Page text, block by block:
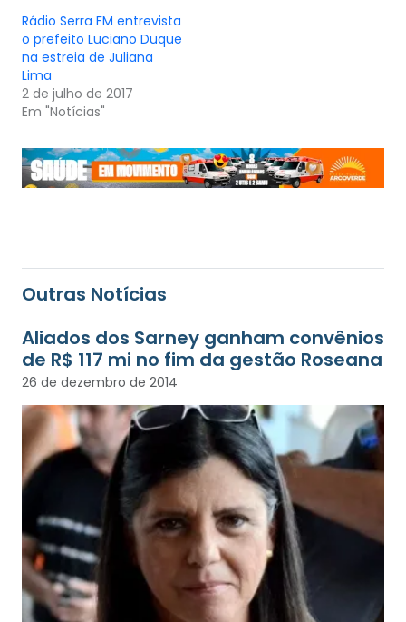
Rádio Serra FM entrevista
o prefeito Luciano Duque
na estreia de Juliana
Lima
2 de julho de 2017
Em "Notícias"
Outras Notícias
Aliados dos Sarney ganham convênios
de R$ 117 mi no fim da gestão Roseana
26 de dezembro de 2014